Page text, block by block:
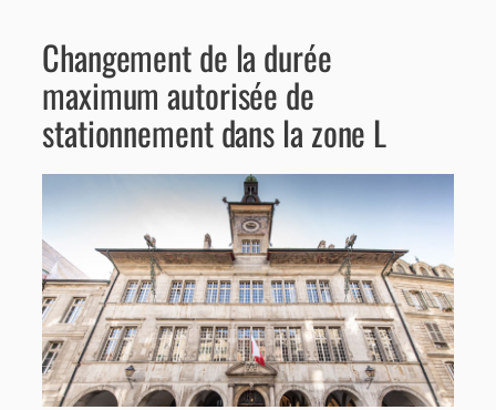
Changement de la durée
maximum autorisée de
stationnement dans la zone L